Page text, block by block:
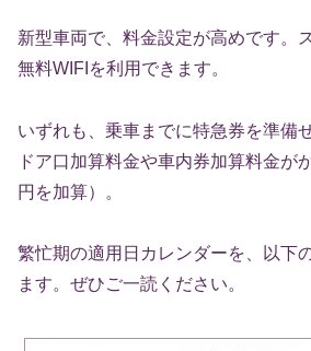
新型車両で、料金設定が高めです。
無料WIFIを利用できます。
いずれも、乗車までに特急券を準備
ドア口加算料金や車内券加算料金が
円を加算）。
繁忙期の適用日カレンダーを、以下
ます。ぜひご一読ください。